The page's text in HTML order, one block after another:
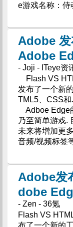
e游戏名称：侍
Adobe 发
Adobe
- Joji - ITeye资
Flash VS
发布了一个新
TML5、CSS
Adboe Edge
乃至简单游戏.
未来将增加更
音频/视频标签
Adobe发
dobe
- Zen - 36氪
Flash VS
布了一个新的